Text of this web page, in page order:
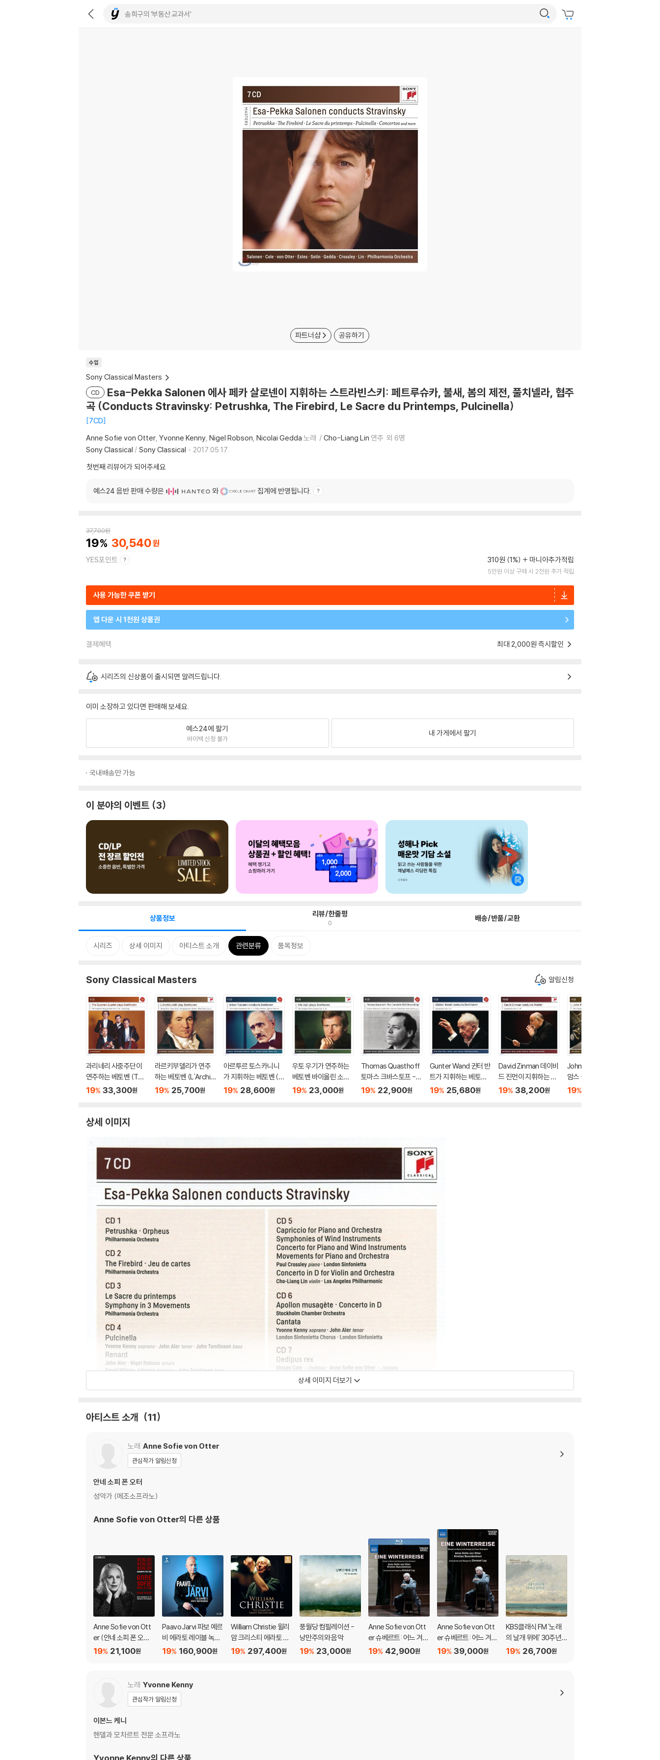
파트너샵 공유하기
수입
Sony Classical Masters
CD
Esa-Pekka Salonen 에사 페카 살로넨이 지휘하는 스트라빈스키: 페트루슈카, 불새, 봄의 제전, 풀치넬라, 협주
곡 (Conducts Stravinsky: Petrushka, The Firebird, Le Sacre du Printemps, Pulcinella)
7CD
Anne Sofie von Otter Yvonne Kenny Nigel Robson Nicolai Gedda 노래 Cho-Liang Lin 연주 외 6명
Sony Classical / Sony Classical
2017.05.17.
첫번째 리뷰어가 되어주세요
예스24 음반 판매 수량은 와 집계에 반영됩니다.
37,700원
19 30,540
YES포인트 310원 (1%) 마니아추가적립
5만원 이상 구매 시 2천원 추가 적립
사용 가능한 쿠폰 받기
앱 다운 시 1천원 상품권
결제혜택 최대 2,000원 즉시할인
시리즈의 신상품이 출시되면 알려드립니다.
이미 소장하고 있다면 판매해 보세요.
예스24에 팔기
바이백 신청 불가
내 가게에서 팔기
국내배송만 가능
이 분야의 이벤트 3
상품정보 리뷰/한줄평
0 배송/반품/교환
시리즈 상세 이미지 아티스트 소개 관련분류 품목정보
Sony Classical Masters 알림신청
과리네리 사중주단이
연주하는 베토벤 (The
Guarneri Quartet Pla
19% 33,300원
라르키부델리가 연주
하는 베토벤 (L'Archib
udelli Play Beethove
19% 25,700원
아르투르 토스카니니
가 지휘하는 베토벤 (A
rturo Toscanini Con
19% 28,600원
우토 우기가 연주하는
베토벤 바이올린 소나
타 (Uto Ughi Plays B
19% 23,000원
Thomas Quasthoff
토마스 크바스토프 - R
CA 레코딩 전집 (The
19% 22,900원
Gunter Wand 귄터 반
트가 지휘하는 베토벤
교향곡 1-9번 전집 (Be
19% 25,680원
David Zinman 데이비
드 진먼이 지휘하는 말
러 교향곡 1-10번 전집
19% 38,200원
John Williams 존 윌리
암스 - 바흐: 기타로 연
주하는 류트 음악 전곡
19%
상세 이미지
상세 이미지 더보기
아티스트 소개 11
노래 Anne Sofie von Otter
관심작가 알림신청
안네 소피 폰 오터
성악가 (메조소프라노)
Anne Sofie von Otter의 다른 상품
Anne Sofie von Ott
er (안네 소피 폰 오터)
- 베를린! 베를린! 베를
abarett Und Exil) [S
ACD Hybrid]
21,100원
19%
Paavo Jarvi 파보 예르
비 에라토 레이블 녹음
전집 (The Complete
160,900원
19%
William Christie 윌리
암 크리스티 에라토 레
이블 녹음 전집 (The C
297,400원
19%
풍월당 컴필레이션 -
낭만주의와 음악
23,000원
19%
Anne Sofie von Ott
er 슈베르트: 어느 겨울
나그네 (Eine Winterr
42,900원
19%
Anne Sofie von Ott
er 슈베르트: 어느 겨울
나그네 (Eine Winterr
39,000원
19%
KBS클래식 FM '노래
의 날개 위에' 30주년
기념 음반 - 그대 목소
26,700원
19%
노래 Yvonne Kenny
관심작가 알림신청
이본느 케니
헨델과 모차르트 전문 소프라노
Yvonne Kenny의 다른 상품